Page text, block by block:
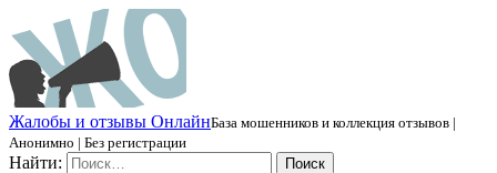
Жалобы и отзывы ОнлайнБаза мошенников и коллекция отзывов |
Анонимно | Без регистрации
Найти: